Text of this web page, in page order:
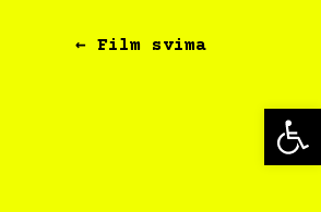
← Film svima